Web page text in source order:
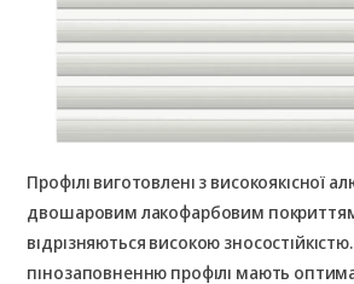
Профілі виготовлені з високоякісної
двошаровим лакофарбовим
відрізняються високою
пінозаповненню профілі мають